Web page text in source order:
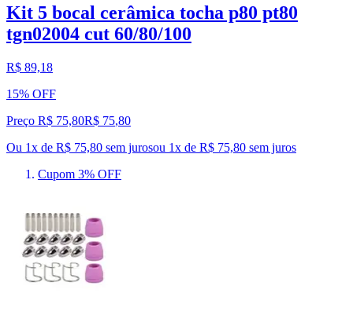
Kit 5 bocal cerâmica tocha p80 pt80
tgn02004 cut 60/80/100
R$ 89,18
15% OFF
Preço R$ 75,80R$ 75,80
Ou 1x de R$ 75,80 sem jurosou 1x de R$ 75,80 sem juros
Cupom 3% OFF